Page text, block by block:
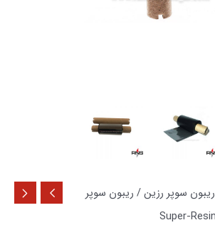
ریبون سوپر رزین/ ریبون سوپر